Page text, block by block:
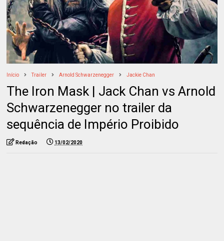
Início Trailer Arnold Schwarzenegger Jackie Chan
The Iron Mask | Jack Chan vs Arnold
Schwarzenegger no trailer da
sequência de Império Proibido
Redação 13/02/2020